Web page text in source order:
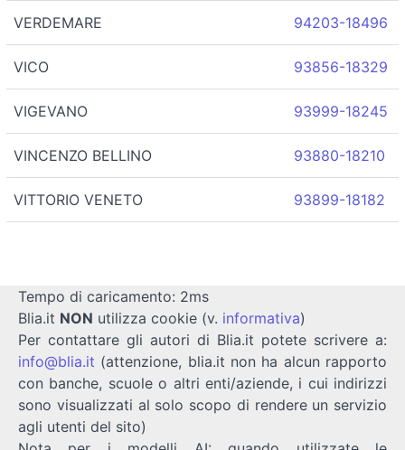
VERDEMARE 94203-18496
VICO 93856-18329
VIGEVANO 93999-18245
VINCENZO BELLINO 93880-18210
VITTORIO VENETO 93899-18182
Tempo di caricamento: 2ms
Blia.it NON utilizza cookie (v. informativa)
Per contattare gli autori di Blia.it potete scrivere a:
info@blia.it (attenzione, blia.it non ha alcun rapporto
con banche, scuole o altri enti/aziende, i cui indirizzi
sono visualizzati al solo scopo di rendere un servizio
agli utenti del sito)